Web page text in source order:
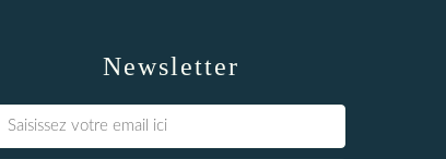
Newsletter